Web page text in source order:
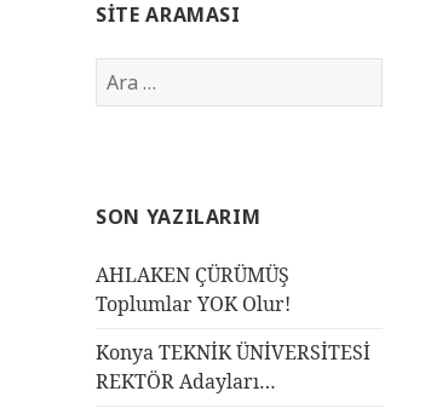
SITE ARAMASI
SON YAZILARIM
AHLAKEN ÇÜRÜMÜŞ
Toplumlar YOK Olur!
Konya TEKNİK ÜNİVERSİTESİ
REKTÖR Adayları…